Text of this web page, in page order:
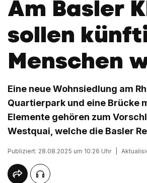
Am Basler
sollen
Menschen
Eine neue Wohnsiedlung am
Quartierpark und eine Brücke
Elemente gehören zum
Westquai, welche die Basler
Publiziert: 28.08.2025 um 10:26 Uhr